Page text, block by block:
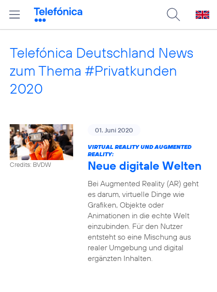
Telefónica Deutschland News
zum Thema #Privatkunden
2020
Credits: BVDW
01. Juni 2020
VIRTUAL REALITY UND AUGMENTED
REALITY:
Neue digitale Welten
Bei Augmented Reality (AR) geht
es darum, virtuelle Dinge wie
Grafiken, Objekte oder
Animationen in die echte Welt
einzubinden. Für den Nutzer
entsteht so eine Mischung aus
realer Umgebung und digital
ergänzten Inhalten.